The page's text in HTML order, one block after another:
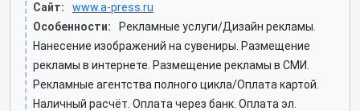
Сайт:
www.a-press.ru
Особенности:
Рекламные услуги/Дизайн рекламы.
Нанесение изображений на сувениры. Размещение
рекламы в интернете. Размещение рекламы в СМИ.
Рекламные агентства полного цикла/Оплата картой.
Наличный расчёт. Оплата через банк. Оплата эл.